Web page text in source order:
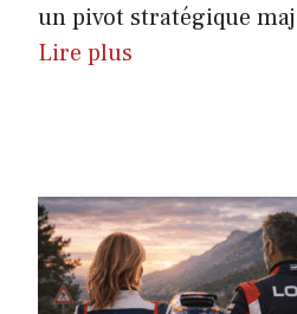
un pivot stratégique
Lire plus